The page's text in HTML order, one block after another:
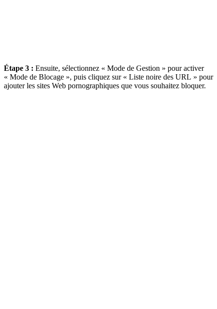
Étape 3 : Ensuite, sélectionnez « Mode de Gestion » pour activer
« Mode de Blocage », puis cliquez sur « Liste noire des URL » pour
ajouter les sites Web pornographiques que vous souhaitez bloquer.